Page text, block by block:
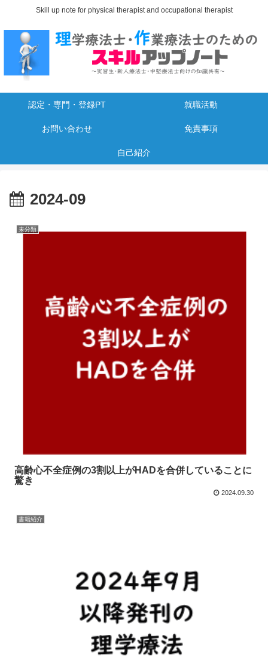
Skill up note for physical therapist and occupational therapist
認定・専門・登録PT 就職活動
お問い合わせ 免責事項
自己紹介
2024-09
未分類
高齢心不全症例の3割以上がHADを合併していることに
驚き
2024.09.30
書籍紹介